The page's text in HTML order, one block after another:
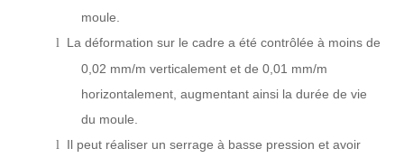
moule.
l
La déformation sur le cadre a été contrôlée à moins de
0,02 mm/m verticalement et de 0,01 mm/m
horizontalement, augmentant ainsi la durée de vie
du moule.
l
Il peut réaliser un serrage à basse pression et avoir